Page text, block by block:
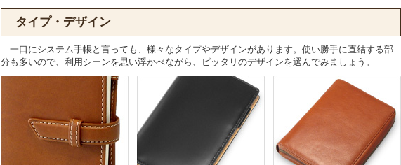
タイプ・デザイン
一口にシステム手帳と言っても、様々なタイプやデザインがあります。使い勝手に直結する部
分も多いので、利用シーンを思い浮かべながら、ピッタリのデザインを選んでみましょう。